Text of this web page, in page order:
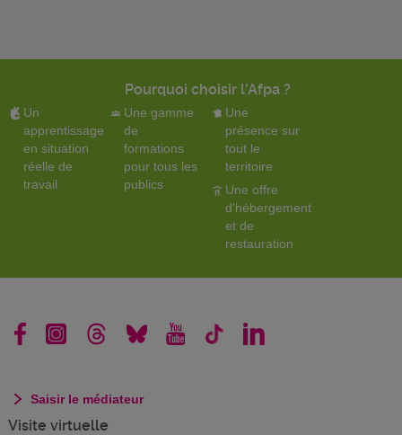
Pourquoi choisir l'Afpa ?
Un
apprentissage
en situation
réelle de
travail
Une gamme
de
formations
pour tous les
publics
Une
présence sur
tout le
territoire
Une offre
d'hébergement
et de
restauration
Saisir le médiateur
Visite virtuelle